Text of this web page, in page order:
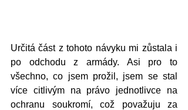
Určitá část z tohoto návyku mi zůstala i
po odchodu z armády. Asi pro to
všechno, co jsem prožil, jsem se stal
více citlivým na právo jednotlivce na
ochranu soukromí, což považuju za